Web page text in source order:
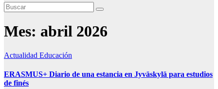
Mes: abril 2026
Actualidad Educación
ERASMUS+ Diario de una estancia en Jyväskylä para estudios
de finés